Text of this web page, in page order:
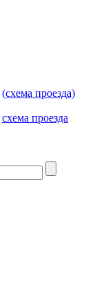
(схема проезда)
схема проезда